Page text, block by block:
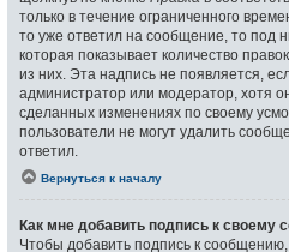
только в течение ограниченного
то уже ответил на сообщение, то под
которая показывает количество
из них. Эта надпись не появляется,
администратор или модератор, хотя
сделанных изменениях по своему
пользователи не могут удалить
ответил.
Вернуться к началу
Как мне добавить подпись к своему
Чтобы добавить подпись к